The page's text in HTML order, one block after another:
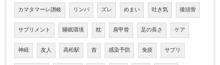
カマタマーレ讃岐 リンパ ズレ めまい 吐き気 後頭骨
サプリメント 睡眠環境 枕 肩甲骨 足の長さ ケア
神経 友人 高松駅 首 感染予防 免疫 サプリ